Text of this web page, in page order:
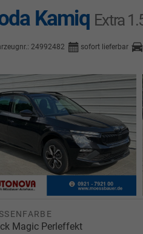
Kamiq Extra
24992482 sofort lieferbar
Magic Perleffekt